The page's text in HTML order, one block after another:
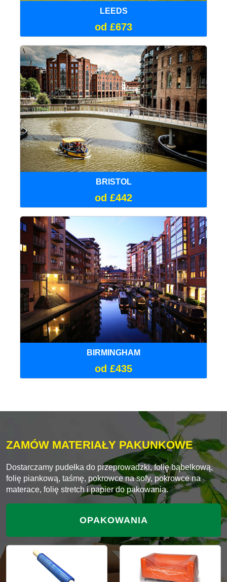
LEEDS
od £673
BRISTOL
od £442
BIRMINGHAM
od £435
ZAMÓW MATERIAŁY PAKUNKOWE
Dostarczamy pudełka do przeprowadzki, folię bąbelkową,
folię piankową, taśmę, pokrowce na sofy, pokrowce na
materace, folię stretch i papier do pakowania.
OPAKOWANIA